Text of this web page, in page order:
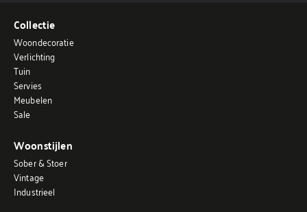
Collectie
Woondecoratie
Verlichting
Tuin
Servies
Meubelen
Sale
Woonstijlen
Sober & Stoer
Vintage
Industrieel